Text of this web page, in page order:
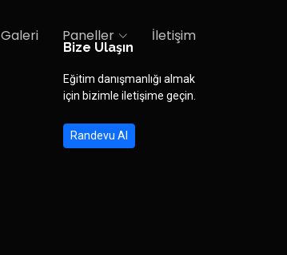
Galeri Paneller İletişim
Bize Ulaşın
Eğitim danışmanlığı almak
için bizimle iletişime geçin.
Randevu Al